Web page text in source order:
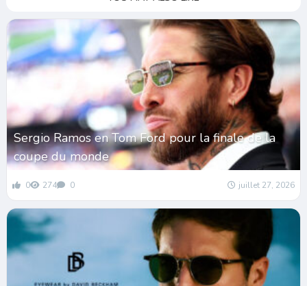
Sergio Ramos en Tom Ford pour la finale de la
coupe du monde
0 274 0 juillet 27, 2026